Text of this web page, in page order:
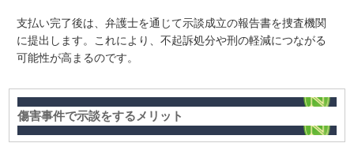
支払い完了後は、弁護士を通じて示談成立の報告書を捜査機関
に提出します。これにより、不起訴処分や刑の軽減につながる
可能性が高まるのです。
傷害事件で示談をするメリット